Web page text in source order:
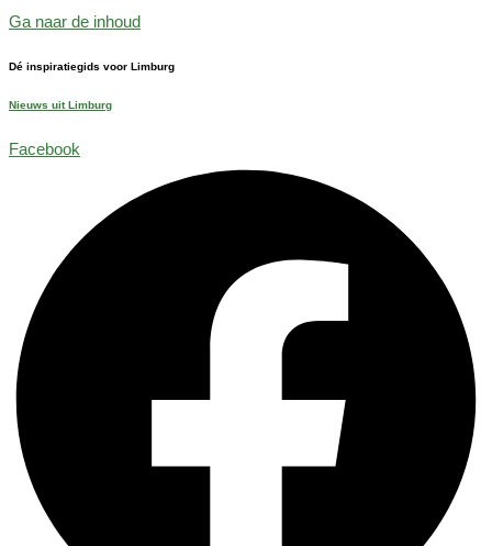
Ga naar de inhoud
Dé inspiratiegids voor Limburg
Nieuws uit Limburg
Facebook